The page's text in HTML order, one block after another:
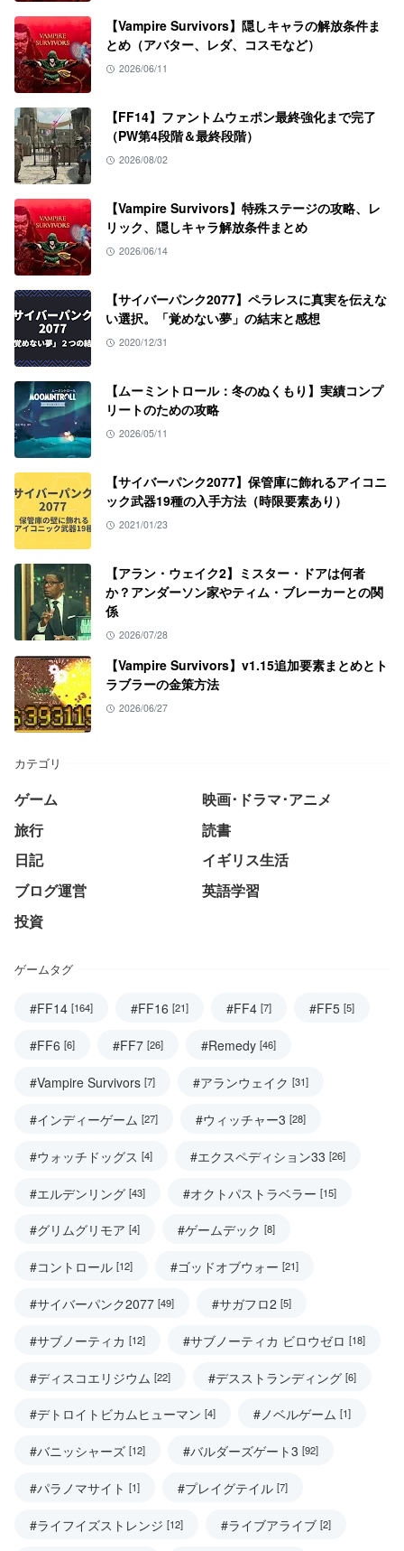
【Vampire Survivors】隠しキャラの解放条件ま
とめ（アバター、レダ、コスモなど）
2026/06/11
【FF14】ファントムウェポン最終強化まで完了
（PW第4段階＆最終段階）
2026/08/02
【Vampire Survivors】特殊ステージの攻略、レ
リック、隠しキャラ解放条件まとめ
2026/06/14
【サイバーパンク2077】ペラレスに真実を伝えな
い選択。「覚めない夢」の結末と感想
2020/12/31
【ムーミントロール：冬のぬくもり】実績コンプ
リートのための攻略
2026/05/11
【サイバーパンク2077】保管庫に飾れるアイコニ
ック武器19種の入手方法（時限要素あり）
2021/01/23
【アラン・ウェイク2】ミスター・ドアは何者
か？アンダーソン家やティム・ブレーカーとの関
係
2026/07/28
【Vampire Survivors】v1.15追加要素まとめとト
ラブラーの金策方法
2026/06/27
カテゴリ
ゲーム
映画･ドラマ･アニメ
旅行
読書
日記
イギリス生活
ブログ運営
英語学習
投資
ゲームタグ
#FF14 [164] #FF16 [21] #FF4 [7] #FF5 [5]
#FF6 [6] #FF7 [26] #Remedy [46]
#Vampire Survivors [7] #アランウェイク [31]
#インディーゲーム [27] #ウィッチャー3 [28]
#ウォッチドッグス [4] #エクスペディション33 [26]
#エルデンリング [43] #オクトパストラベラー [15]
#グリムグリモア [4] #ゲームデック [8]
#コントロール [12] #ゴッドオブウォー [21]
#サイバーパンク2077 [49] #サガフロ2 [5]
#サブノーティカ [12] #サブノーティカ ビロウゼロ [18]
#ディスコエリジウム [22] #デスストランディング [6]
#デトロイトビカムヒューマン [4] #ノベルゲーム [1]
#バニッシャーズ [12] #バルダーズゲート3 [92]
#パラノマサイト [1] #プレイグテイル [7]
#ライフイズストレンジ [12] #ライブアライブ [2]